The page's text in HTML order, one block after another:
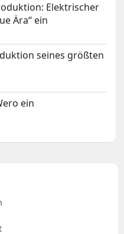
Elektrischer
Ära“ ein
seines größten
ein